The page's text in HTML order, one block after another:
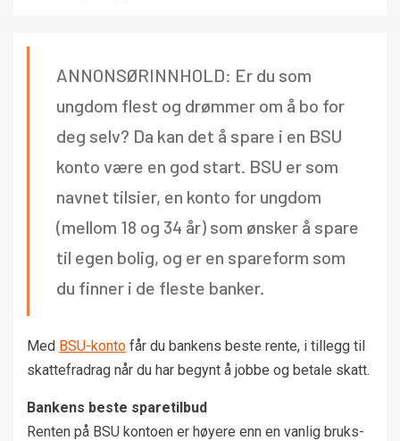
ANNONSØRINNHOLD: Er du som
ungdom flest og drømmer om å bo for
deg selv? Da kan det å spare i en BSU
konto være en god start. BSU er som
navnet tilsier, en konto for ungdom
(mellom 18 og 34 år) som ønsker å spare
til egen bolig, og er en spareform som
du finner i de fleste banker.
Med BSU-konto får du bankens beste rente, i tillegg til
skattefradrag når du har begynt å jobbe og betale skatt.
Bankens beste sparetilbud
Renten på BSU kontoen er høyere enn en vanlig bruks-